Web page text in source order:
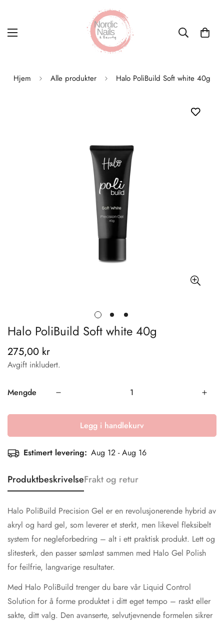
Hjem Alle produkter Halo PoliBuild Soft white 40g
Halo PoliBuild Soft white 40g
Vanlig
pris
275,00 kr
Avgift inkludert.
Mengde
Legg i handlekurv
Estimert levering: Aug 12 - Aug 16
ProduktbeskrivelseFrakt og retur
Halo PoliBuild Precision Gel er en revolusjonerende hybrid av
akryl og hard gel, som leverer et sterkt, men likevel fleksibelt
system for negleforbedring – alt i ett praktisk produkt. Lett og
slitesterk, den passer sømløst sammen med Halo Gel Polish
for feilfrie, langvarige resultater.
Med Halo PoliBuild trenger du bare vår Liquid Control
Solution for å forme produktet i ditt eget tempo – raskt eller
sakte, ditt valg. Den avanserte, selvutjevnende formelen sikrer